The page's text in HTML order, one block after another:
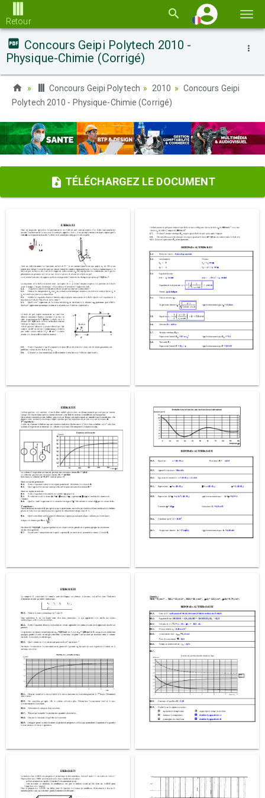
la
Retour
Concours Geipi Polytech 2010 -
Physique-Chimie (Corrigé)
Concours Geipi Polytech 2010
Concours Geipi
Polytech 2010 - Physique-Chimie (Corrigé)
TÉLÉCHARGEZ LE DOCUMENT